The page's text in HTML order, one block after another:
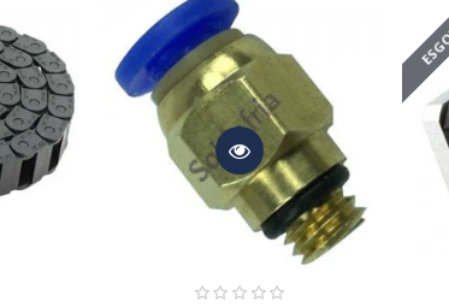
sua impressora 3D!